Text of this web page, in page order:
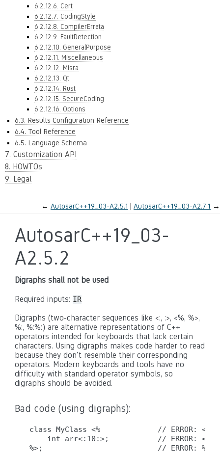
6.2.12.6. Cert
6.2.12.7. CodingStyle
6.2.12.8. CompilerErrata
6.2.12.9. FaultDetection
6.2.12.10. GeneralPurpose
6.2.12.11. Miscellaneous
6.2.12.12. Misra
6.2.12.13. Qt
6.2.12.14. Rust
6.2.12.15. SecureCoding
6.2.12.16. Options
6.3. Results Configuration Reference
6.4. Tool Reference
6.5. Language Schema
7. Customization API
8. HOWTOs
9. Legal
← AutosarC++19_03-A2.5.1 AutosarC++19_03-A2.7.1 →
AutosarC++19_03-
A2.5.2
Digraphs shall not be used
Required inputs: IR
Digraphs (two-character sequences like <:, :>, <%, %>,
%:, %:%:) are alternative representations of C++
operators intended for keyboards that lack certain
characters. Using digraphs makes code harder to read
because they don't resemble their corresponding
operators. Modern keyboards and tools have no
difficulty with standard operator symbols, so
digraphs should be avoided.
Bad code (using digraphs):
class MyClass <%             // ERROR:
int arr<:10:>;           // ERROR: <: